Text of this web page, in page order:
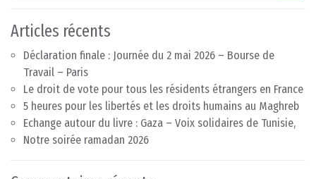
Articles récents
Déclaration finale : Journée du 2 mai 2026 – Bourse de
Travail – Paris
Le droit de vote pour tous les résidents étrangers en France
5 heures pour les libertés et les droits humains au Maghreb
Echange autour du livre : Gaza – Voix solidaires de Tunisie,
Notre soirée ramadan 2026